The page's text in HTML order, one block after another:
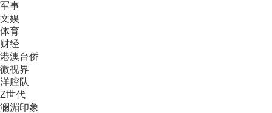
军事
文娱
体育
财经
港澳台侨
微视界
洋腔队
Z世代
澜湄印象